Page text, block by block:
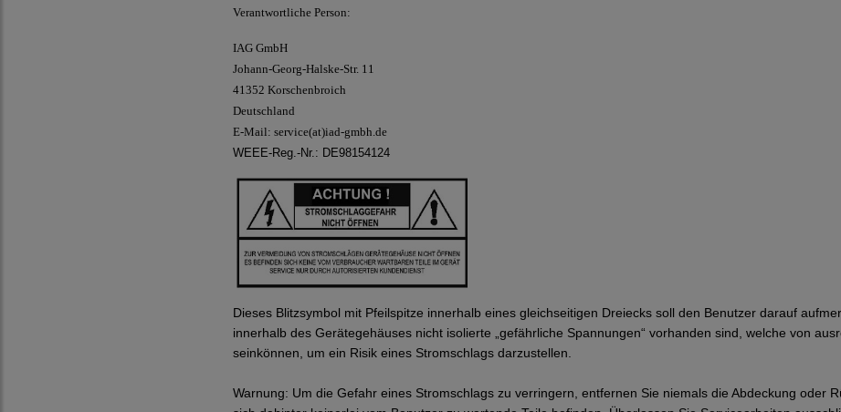
Verantwortliche Person:
IAG GmbH
Johann-Georg-Halske-Str. 11
41352 Korschenbroich
Deutschland
E-Mail: service(at)iad-gmbh.de
WEEE-Reg.-Nr.: DE98154124
Dieses Blitzsymbol mit Pfeilspitze innerhalb eines gleichseitigen Dreiecks soll den Benutzer darauf
innerhalb des Gerätegehäuses nicht isolierte „gefährliche Spannungen“ vorhanden sind, welche von
seinkönnen, um ein Risik eines Stromschlags darzustellen.
Warnung: Um die Gefahr eines Stromschlags zu verringern, entfernen Sie niemals die Abdeckung oder